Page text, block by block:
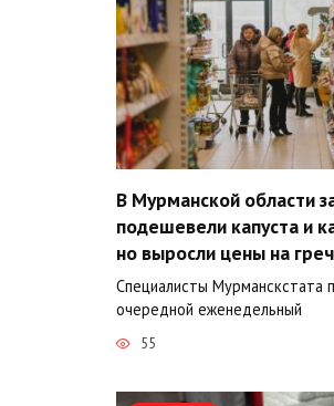
В Мурманской области
подешевели капуста и
но выросли цены на
Специалисты Мурманскстата
очередной еженедельный
55